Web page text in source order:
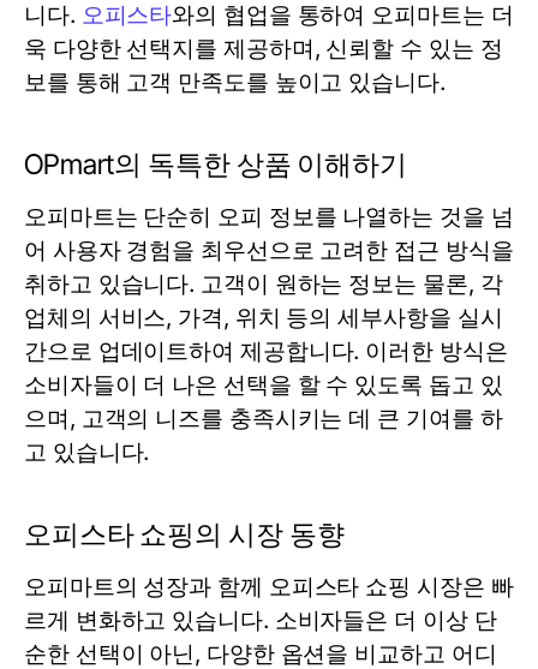
니다. 오피스타와의 협업을 통하여 오피마트는 더
욱 다양한 선택지를 제공하며, 신뢰할 수 있는 정
보를 통해 고객 만족도를 높이고 있습니다.
OPmart의 독특한 상품 이해하기
오피마트는 단순히 오피 정보를 나열하는 것을 넘
어 사용자 경험을 최우선으로 고려한 접근 방식을
취하고 있습니다. 고객이 원하는 정보는 물론, 각
업체의 서비스, 가격, 위치 등의 세부사항을 실시
간으로 업데이트하여 제공합니다. 이러한 방식은
소비자들이 더 나은 선택을 할 수 있도록 돕고 있
으며, 고객의 니즈를 충족시키는 데 큰 기여를 하
고 있습니다.
오피스타 쇼핑의 시장 동향
오피마트의 성장과 함께 오피스타 쇼핑 시장은 빠
르게 변화하고 있습니다. 소비자들은 더 이상 단
순한 선택이 아닌, 다양한 옵션을 비교하고 어디